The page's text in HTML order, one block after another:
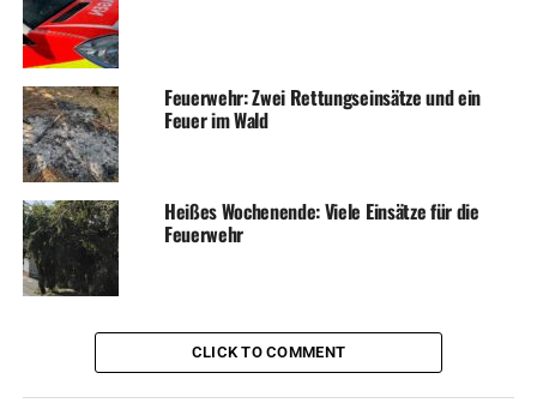
Feuerwehr: Zwei Rettungseinsätze und ein
Feuer im Wald
Heißes Wochenende: Viele Einsätze für die
Feuerwehr
CLICK TO COMMENT